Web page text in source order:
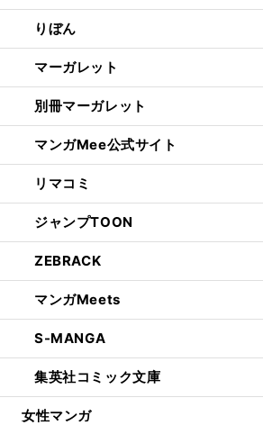
りぼん
マーガレット
別冊マーガレット
マンガMee公式サイト
リマコミ
ジャンプTOON
ZEBRACK
マンガMeets
S-MANGA
集英社コミック文庫
女性マンガ